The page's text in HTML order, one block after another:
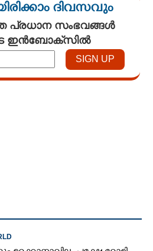
ദിവസവും
പ്രധാന സംഭവങ്ങൾ
ഇൻബോക്സിൽ